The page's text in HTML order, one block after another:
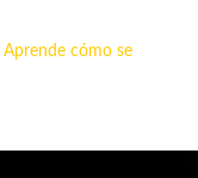
Aprende cómo se